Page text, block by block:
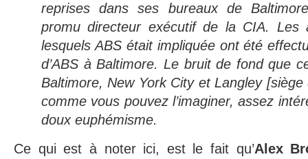
reprises dans ses bureaux de
promu directeur exécutif de la CIA. Les
lesquels ABS était impliquée ont été
d’ABS à Baltimore. Le bruit de fond que
Baltimore, New York City et Langley
comme vous pouvez l’imaginer, assez
doux euphémisme.
Ce qui est à noter ici, est le fait qu’Alex